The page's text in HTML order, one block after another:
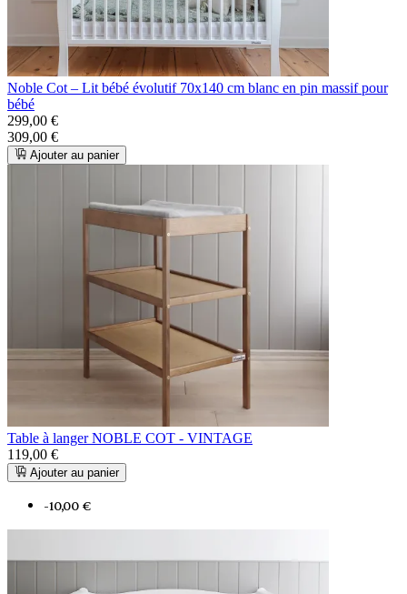
Noble Cot – Lit bébé évolutif 70x140 cm blanc en pin massif pour
bébé
299,00 €
309,00 €
Ajouter au panier
Table à langer NOBLE COT - VINTAGE
119,00 €
Ajouter au panier
-10,00 €